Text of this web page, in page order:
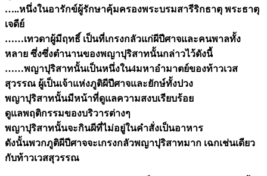
…..หนึ่งในอารักข์ผู้รักษาคุ้มครองพระบรมสารีริกธาตุ พระธาตุ
เจดีย์
……เทวดาผู้มีฤทธิ์ เป็นที่เกรงกลัวแก่ผีปีศาจและคนพาลทั้ง
หลาย ซึ่งซึ่งตำนานของพญาปุริสาทนั้นกล่าวไว้ดังนี้
……พญาปุริสาทนั้นเป็นหนึ่งใน4มหาอำมาตย์ของท้าวเวส
สุวรรณ ผู้เป็นเจ้าแห่งภูติผีปีศาจและยักษ์ทั้งปวง
พญาปุริสาทนั้นมีหน้าที่ดูแลความสงบเรียบร้อย
ดูแลพฤติกรรมของบริวารต่างๆ
พญาปุริสาทนั้นจะกินผีที่ไม่อยู่ในคำสั่งเป็นอาหาร
ดังนั้นพวกภูติผีปีศาจจะเกรงกลัวพญาปุริสาทมาก เฉกเช่นเดียว
กับท้าวเวสสุวรรณ